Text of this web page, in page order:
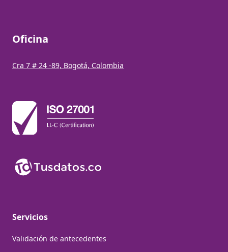
Oficina
Cra 7 # 24 -89, Bogotá, Colombia
Servicios
Validación de antecedentes